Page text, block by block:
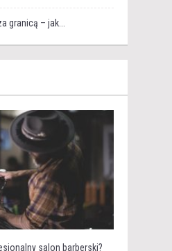
granicą – jak...
salon barberski?